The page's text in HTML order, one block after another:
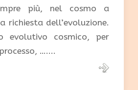
più, nel cosmo a
richiesta dell’evoluzione.
evolutivo cosmico, per
…....